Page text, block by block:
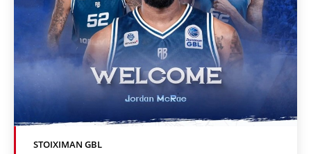
STOIXIMAN GBL